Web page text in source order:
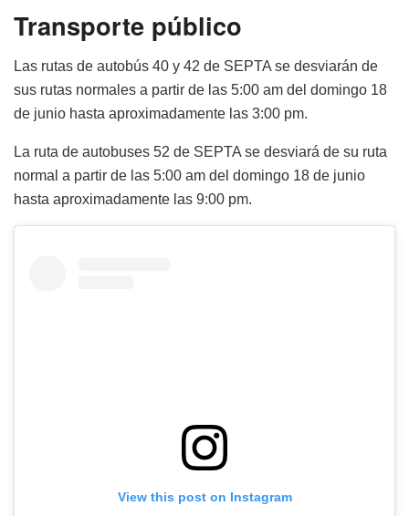
Transporte público
Las rutas de autobús 40 y 42 de SEPTA se desviarán de
sus rutas normales a partir de las 5:00 am del domingo 18
de junio hasta aproximadamente las 3:00 pm.
La ruta de autobuses 52 de SEPTA se desviará de su ruta
normal a partir de las 5:00 am del domingo 18 de junio
hasta aproximadamente las 9:00 pm.
View this post on Instagram